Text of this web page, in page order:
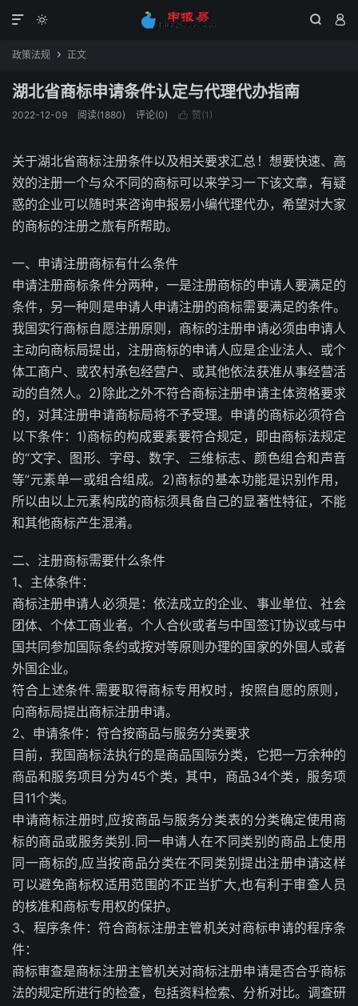
  

政策法规  正文
湖北省商标申请条件认定与代理代办指南
2022-12-09 阅读(1880) 评论(0)  赞(1 )
关于湖北省商标注册条件以及相关要求汇总！想要快速、高
效的注册一个与众不同的商标可以来学习一下该文章，有疑
惑的企业可以随时来咨询申报易小编代理代办，希望对大家
的商标的注册之旅有所帮助。
一、申请注册商标有什么条件
申请注册商标条件分两种，一是注册商标的申请人要满足的
条件，另一种则是申请人申请注册的商标需要满足的条件。
我国实行商标自愿注册原则，商标的注册申请必须由申请人
主动向商标局提出，注册商标的申请人应是企业法人、或个
体工商户、或农村承包经营户、或其他依法获准从事经营活
动的自然人。2)除此之外不符合商标注册申请主体资格要求
的，对其注册申请商标局将不予受理。申请的商标必须符合
以下条件：1)商标的构成要素要符合规定，即由商标法规定
的“文字、图形、字母、数字、三维标志、颜色组合和声音
等”元素单一或组合组成。2)商标的基本功能是识别作用，
所以由以上元素构成的商标须具备自己的显著性特征，不能
和其他商标产生混淆。
二、注册商标需要什么条件
1、主体条件：
商标注册申请人必须是：依法成立的企业、事业单位、社会
团体、个体工商业者。个人合伙或者与中国签订协议或与中
国共同参加国际条约或按对等原则办理的国家的外国人或者
外国企业。
符合上述条件.需要取得商标专用权时，按照自愿的原则，
向商标局提出商标注册申请。
2、申请条件：符合按商品与服务分类要求
目前，我国商标法执行的是商品国际分类，它把一万余种的
商品和服务项目分为45个类，其中，商品34个类，服务项
目11个类。
申请商标注册时,应按商品与服务分类表的分类确定使用商
标的商品或服务类别.同一申请人在不同类别的商品上使用
同一商标的,应当按商品分类在不同类别提出注册申请这样
可以避免商标权适用范围的不正当扩大,也有利于审查人员
的核准和商标专用权的保护。
3、程序条件：符合商标注册主管机关对商标申请的程序条
件：
商标审查是商标注册主管机关对商标注册申请是否合乎商标
法的规定所进行的检查，包括资料检索、分析对比。调查研